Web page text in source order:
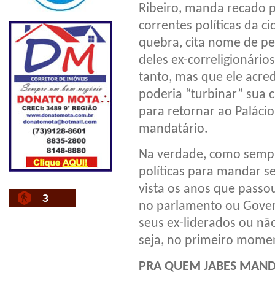
3
Ribeiro, manda recado
correntes políticas da
quebra, cita nome de
deles ex-
tanto, mas que ele
poderia “turbinar” sua
para retornar ao
mandatário.
Na verdade, como
políticas para mandar
vista os anos que
no parlamento ou
seus ex-liderados ou
seja, no primeiro
PRA QUEM JABES